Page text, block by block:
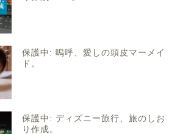
保護中: 嗚呼、愛しの頭皮マーメイ
ド。
保護中: ディズニー旅行、旅のしお
り作成。